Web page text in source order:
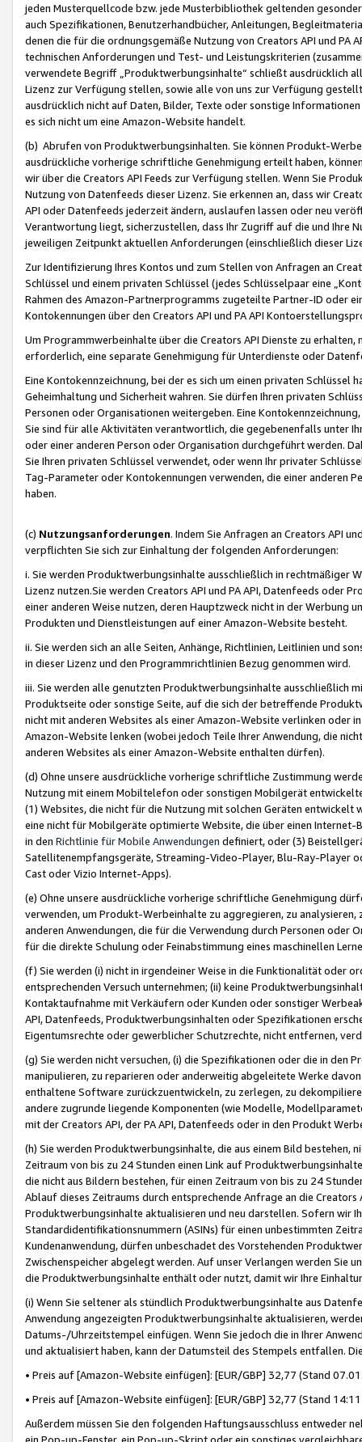
jeden Musterquellcode bzw. jede Musterbibliothek geltenden
auch Spezifikationen, Benutzerhandbücher, Anleitungen,
denen die für die ordnungsgemäße Nutzung von Creators API und PA
technischen Anforderungen und Test- und Leistungskriterien
verwendete Begriff „Produktwerbungsinhalte“ schließt ausdrücklich
Lizenz zur Verfügung stellen, sowie alle von uns zur Verfügung
ausdrücklich nicht auf Daten, Bilder, Texte oder sonstige
es sich nicht um eine Amazon-Website handelt.
(b) Abrufen von Produktwerbungsinhalten. Sie können Produkt-
ausdrückliche vorherige schriftliche Genehmigung erteilt haben,
wir über die Creators API Feeds zur Verfügung stellen. Wenn Sie
Nutzung von Datenfeeds dieser Lizenz. Sie erkennen an, dass wir
API oder Datenfeeds jederzeit ändern, auslaufen lassen oder neu
Verantwortung liegt, sicherzustellen, dass Ihr Zugriff auf die und Ihre
jeweiligen Zeitpunkt aktuellen Anforderungen (einschließlich dieser
Zur Identifizierung Ihres Kontos und zum Stellen von Anfragen an
Schlüssel und einem privaten Schlüssel (jedes Schlüsselpaar eine
Rahmen des Amazon-Partnerprogramms zugeteilte Partner-ID oder
Kontokennungen über den Creators API und PA API
Um Programmwerbeinhalte über die Creators API Dienste zu
erforderlich, eine separate Genehmigung für Unterdienste oder
Eine Kontokennzeichnung, bei der es sich um einen privaten
Geheimhaltung und Sicherheit wahren. Sie dürfen Ihren privaten
Personen oder Organisationen weitergeben. Eine
Sie sind für alle Aktivitäten verantwortlich, die gegebenenfalls unter
oder einer anderen Person oder Organisation durchgeführt werden.
Sie Ihren privaten Schlüssel verwendet, oder wenn Ihr privater
Tag-Parameter oder Kontokennungen verwenden, die einer anderen
haben.
(c) Nutzungsanforderungen. Indem Sie Anfragen an Creators API
verpflichten Sie sich zur Einhaltung der folgenden Anforderungen:
i. Sie werden Produktwerbungsinhalte ausschließlich in rechtmäßiger
Lizenz nutzen.Sie werden Creators API und PA API, Datenfeeds oder
einer anderen Weise nutzen, deren Hauptzweck nicht in der Werbung
Produkten und Dienstleistungen auf einer Amazon-Website besteht.
ii. Sie werden sich an alle Seiten, Anhänge, Richtlinien, Leitlinien und
in dieser Lizenz und den Programmrichtlinien Bezug genommen wird.
iii. Sie werden alle genutzten Produktwerbungsinhalte ausschließlich
Produktseite oder sonstige Seite, auf die sich der betreffende
nicht mit anderen Websites als einer Amazon-Website verlinken oder
Amazon-Website lenken (wobei jedoch Teile Ihrer Anwendung, die
anderen Websites als einer Amazon-Website enthalten dürfen).
(d) Ohne unsere ausdrückliche vorherige schriftliche Zustimmung
Nutzung mit einem Mobiltelefon oder sonstigen Mobilgerät
(1) Websites, die nicht für die Nutzung mit solchen Geräten
eine nicht für Mobilgeräte optimierte Website, die über einen
in den Richtlinie für Mobile Anwendungen definiert, oder (3)
Satellitenempfangsgeräte, Streaming-Video-Player, Blu-Ray-Player
Cast oder Vizio Internet-Apps).
(e) Ohne unsere ausdrückliche vorherige schriftliche Genehmigung
verwenden, um Produkt-Werbeinhalte zu aggregieren, zu
anderen Anwendungen, die für die Verwendung durch Personen
für die direkte Schulung oder Feinabstimmung eines maschinellen
(f) Sie werden (i) nicht in irgendeiner Weise in die Funktionalität oder
entsprechenden Versuch unternehmen; (ii) keine
Kontaktaufnahme mit Verkäufern oder Kunden oder sonstiger
API, Datenfeeds, Produktwerbungsinhalten oder Spezifikationen
Eigentumsrechte oder gewerblicher Schutzrechte, nicht entfernen,
(g) Sie werden nicht versuchen, (i) die Spezifikationen oder die in
manipulieren, zu reparieren oder anderweitig abgeleitete Werke
enthaltene Software zurückzuentwickeln, zu zerlegen, zu
andere zugrunde liegende Komponenten (wie Modelle,
mit der Creators API, der PA API, Datenfeeds oder in den Produkt
(h) Sie werden Produktwerbungsinhalte, die aus einem Bild bestehen,
Zeitraum von bis zu 24 Stunden einen Link auf
die nicht aus Bildern bestehen, für einen Zeitraum von bis zu 24
Ablauf dieses Zeitraums durch entsprechende Anfrage an die
Produktwerbungsinhalte aktualisieren und neu darstellen. Sofern wir
Standardidentifikationsnummern (ASINs) für einen unbestimmten
Kundenanwendung, dürfen unbeschadet des Vorstehenden
Zwischenspeicher abgelegt werden. Auf unser Verlangen werden Sie
die Produktwerbungsinhalte enthält oder nutzt, damit wir Ihre
(i) Wenn Sie seltener als stündlich Produktwerbungsinhalte aus
Anwendung angezeigten Produktwerbungsinhalte aktualisieren,
Datums-/Uhrzeitstempel einfügen. Wenn Sie jedoch die in Ihrer
und aktualisiert haben, kann der Datumsteil des Stempels entfallen.
• Preis auf [Amazon-Website einfügen]: [EUR/GBP] 32,77 (Stand
• Preis auf [Amazon-Website einfügen]: [EUR/GBP] 32,77 (Stand
Außerdem müssen Sie den folgenden Haftungsausschluss entweder
ein Pop-up-Fenster, ein Pop-up-Skript oder ein sonstiges